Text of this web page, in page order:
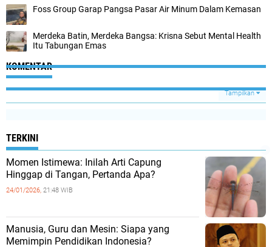
Foss Group Garap Pangsa Pasar Air Minum Dalam Kemasan
Merdeka Batin, Merdeka Bangsa: Krisna Sebut Mental Health
Itu Tabungan Emas
KOMENTAR
Tampilkan
TERKINI
Momen Istimewa: Inilah Arti Capung
Hinggap di Tangan, Pertanda Apa?
24/01/2026, 21:48 WIB
Manusia, Guru dan Mesin: Siapa yang
Memimpin Pendidikan Indonesia?